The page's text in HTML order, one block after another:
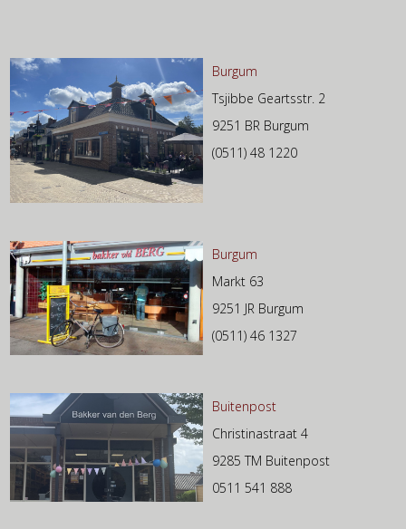
Burgum
Tsjibbe Geartsstr. 2
9251 BR Burgum
(0511) 48 1220
Burgum
Markt 63
9251 JR Burgum
(0511) 46 1327
Buitenpost
Christinastraat 4
9285 TM Buitenpost
0511 541 888